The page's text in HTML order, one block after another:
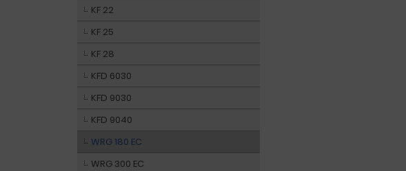
KF 22
KF 25
KF 28
KFD 6030
KFD 9030
KFD 9040
WRG 180 EC
WRG 300 EC